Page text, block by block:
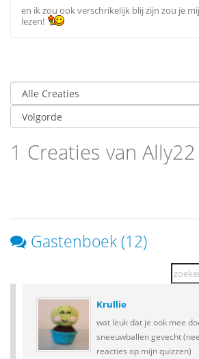
en ik zou ook verschrikelijk blij zijn zou je
lezen!
1 Creaties van Ally22
Gastenboek (12)
Krullie
wat leuk dat je ook mee
sneeuwballen gevecht
reacties op mijn quizzen)